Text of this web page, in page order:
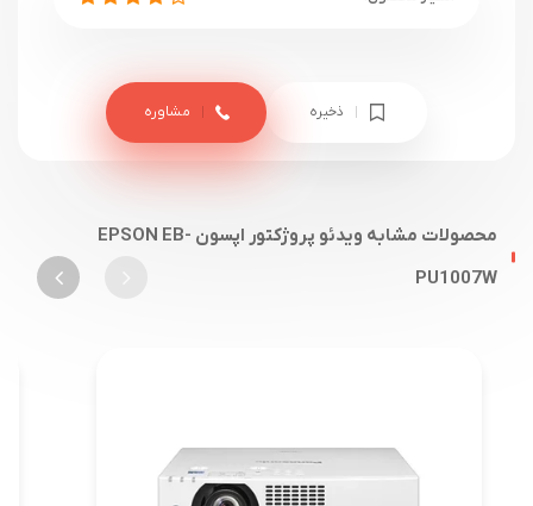
ذخیره مشاوره
محصولات مشابه ویدئو پروژکتور اپسون EPSON EB-
PU1007W